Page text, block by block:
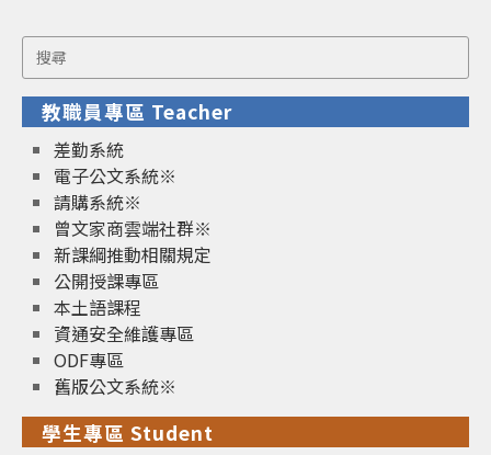
Search
for:
教職員專區 Teacher
差勤系統
電子公文系統※
請購系統※
曾文家商雲端社群※
新課綱推動相關規定
公開授課專區
本土語課程
資通安全維護專區
ODF專區
舊版公文系統※
學生專區 Student